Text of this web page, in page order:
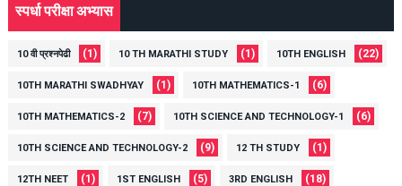
स्पर्धा परीक्षा अभ्यास
10 वी प्रश्नपेढी (1) 10 TH MARATHI STUDY (1) 10TH ENGLISH (22)
10TH MARATHI SWADHYAY (1) 10TH MATHEMATICS-1 (6)
10TH MATHEMATICS-2 (7) 10TH SCIENCE AND TECHNOLOGY-1 (6)
10TH SCIENCE AND TECHNOLOGY-2 (9) 12 TH STUDY (1)
12TH NEET (1) 1ST ENGLISH (5) 3RD ENGLISH (18)